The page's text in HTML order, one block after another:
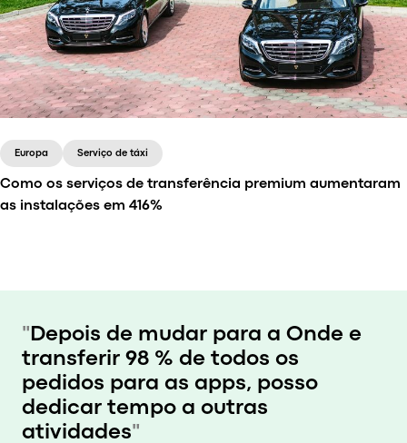
A TO-MI, fundada na República Checa, lançou
inicialmente um serviço de aluguer de scooters
eléctricas antes de se expandir para a indústria dos
táxis. Em maio de 2024, a empresa iniciou as suas
operações de táxi na cidade de Chomutov e
Começar com um serviço diferente permitiu-lhes
recolher feedback desde o início, resolver
problemas rapidamente e mudar para o tipo de
serviço que o mercado local mais exigia.
A Partner lançou serviços de transferência de
qualidade superior na Bulgária, destinados a
utilizadores da classe média que valorizam o
conforto, a privacidade e a pontualidade.
Europa Serviço de táxi
Como os serviços de transferência premium aumentaram
as instalações em 416%
" Depois de mudar para a Onde e
transferir 98 % de todos os
pedidos para as apps, posso
dedicar tempo a outras
atividades"